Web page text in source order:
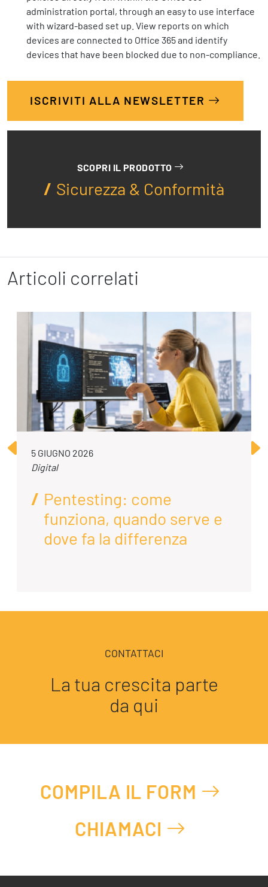
administration portal, through an easy to use interface
with wizard-based set up. View reports on which
devices are connected to Office 365 and identify
devices that have been blocked due to non-compliance.
ISCRIVITI ALLA NEWSLETTER
SCOPRI IL PRODOTTO
Sicurezza & Conformità
Articoli correlati
5 GIUGNO 2026
Digital
Pentesting: come
funziona, quando serve e
dove fa la differenza
CONTATTACI
La tua crescita parte
da qui
COMPILA IL FORM
CHIAMACI